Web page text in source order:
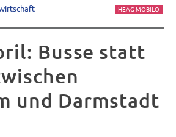
HEAG MOBILO
Busse statt
und Darmstadt